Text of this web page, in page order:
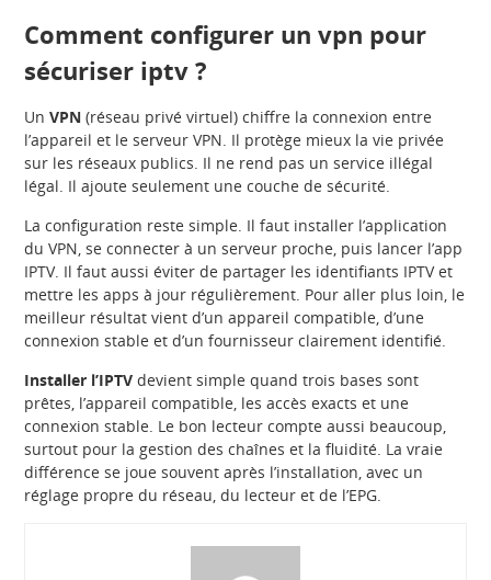
Comment configurer un vpn pour
sécuriser iptv ?
UnVPN (réseau privé virtuel) chiffre la connexion entre
l’appareil et le serveur VPN. Il protège mieux la vie privée
sur les réseaux publics. Il ne rend pas un service illégal
légal. Il ajoute seulement une couche de sécurité.
La configuration reste simple. Il faut installer l’application
du VPN, se connecter à un serveur proche, puis lancer l’app
IPTV. Il faut aussi éviter de partager les identifiants IPTV et
mettre les apps à jour régulièrement. Pour aller plus loin, le
meilleur résultat vient d’un appareil compatible, d’une
connexion stable et d’un fournisseur clairement identifié.
Installer l’IPTV devient simple quand trois bases sont
prêtes, l’appareil compatible, les accès exacts et une
connexion stable. Le bon lecteur compte aussi beaucoup,
surtout pour la gestion des chaînes et la fluidité. La vraie
différence se joue souvent après l’installation, avec un
réglage propre du réseau, du lecteur et de l’EPG.